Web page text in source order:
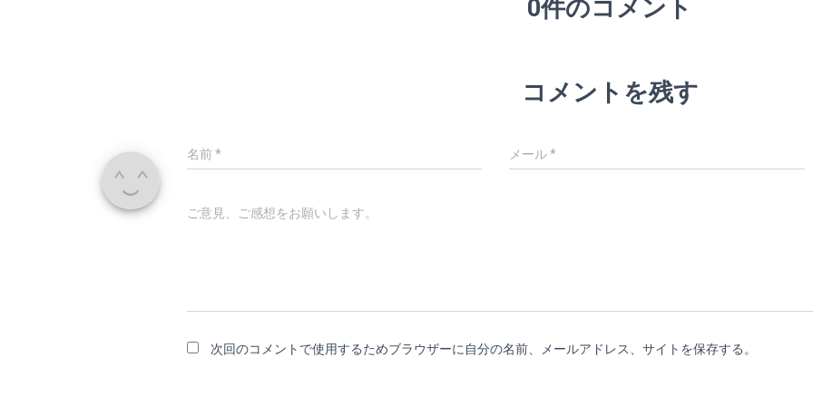
0件のコメント
コメントを残す
名前* メール*
ご意見、ご感想をお願いします。
次回のコメントで使用するためブラウザーに自分の名前、メールアドレス、サイトを保存する。